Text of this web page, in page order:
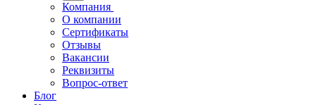
Компания
О компании
Сертификаты
Отзывы
Вакансии
Реквизиты
Вопрос-ответ
Блог